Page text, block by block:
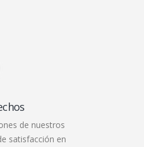
de nuestros
satisfacción en